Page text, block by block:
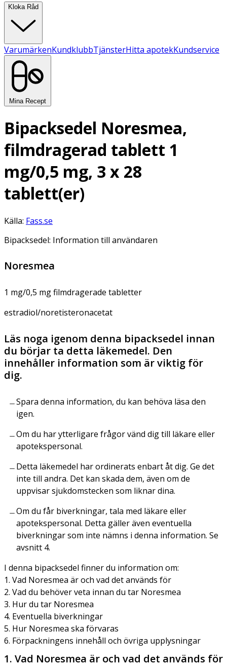
Kloka Råd
VarumärkenKundklubbTjänsterHitta apotekKundservice
Mina Recept
Bipacksedel Noresmea,
filmdragerad tablett 1
mg/0,5 mg, 3 x 28
tablett(er)
Källa: Fass.se
Bipacksedel: Information till användaren
Noresmea
1 mg/0,5 mg filmdragerade tabletter
estradiol/noretisteronacetat
Läs noga igenom denna bipacksedel innan
du börjar ta detta läkemedel. Den
innehåller information som är viktig för
dig.
Spara denna information, du kan behöva läsa den
igen.
Om du har ytterligare frågor vänd dig till läkare eller
apotekspersonal.
Detta läkemedel har ordinerats enbart åt dig. Ge det
inte till andra. Det kan skada dem, även om de
uppvisar sjukdomstecken som liknar dina.
Om du får biverkningar, tala med läkare eller
apotekspersonal. Detta gäller även eventuella
biverkningar som inte nämns i denna information. Se
avsnitt 4.
I denna bipacksedel finner du information om:
1. Vad Noresmea är och vad det används för
2. Vad du behöver veta innan du tar Noresmea
3. Hur du tar Noresmea
4. Eventuella biverkningar
5. Hur Noresmea ska förvaras
6. Förpackningens innehåll och övriga upplysningar
1. Vad Noresmea är och vad det används för